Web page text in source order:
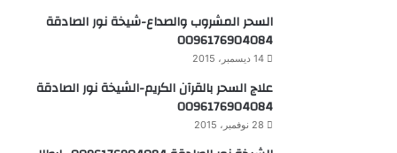
السحر المشروب والصداع-شيخة نور الصادقة
0096176904084
14 ديسمبر، 2015
علاج السحر بالقرآن الكريم-الشيخة نور الصادقة
0096176904084
28 نوفمبر، 2015